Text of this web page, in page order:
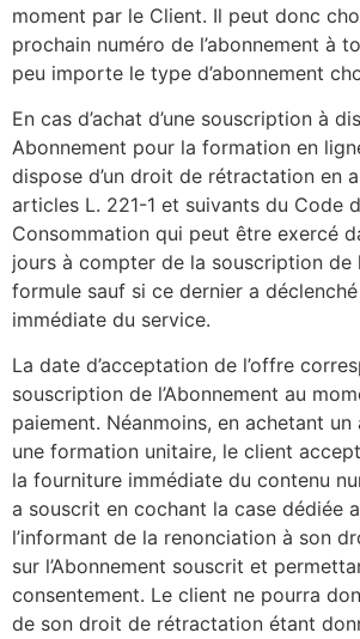
moment par le Client. Il peut donc
prochain numéro de l’abonnement à
peu importe le type d’abonnement
En cas d’achat d’une souscription à
Abonnement pour la formation en
dispose d’un droit de rétractation en
articles L. 221-1 et suivants du Code
Consommation qui peut être exercé
jours à compter de la souscription de
formule sauf si ce dernier a
immédiate du service.
La date d’acceptation de l’offre
souscription de l’Abonnement au
paiement. Néanmoins, en achetant un
une formation unitaire, le client
la fourniture immédiate du contenu
a souscrit en cochant la case dédiée
l’informant de la renonciation à son
sur l’Abonnement souscrit et
consentement. Le client ne pourra
de son droit de rétractation étant